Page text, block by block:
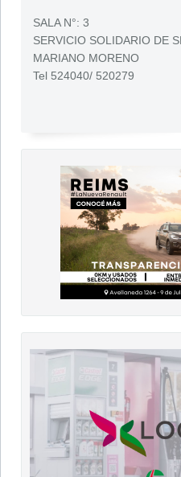
SALA N°: 3
SERVICIO SOLIDARIO DE
MARIANO MORENO
Tel 524040/ 520279